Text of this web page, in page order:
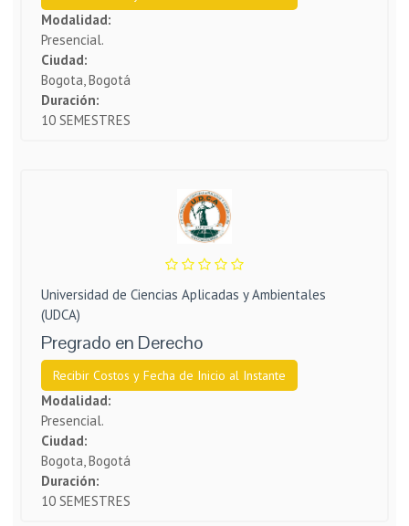
Modalidad:
Presencial.
Ciudad:
Bogota, Bogotá
Duración:
10 SEMESTRES
Universidad de Ciencias Aplicadas y Ambientales
(UDCA)
Pregrado en Derecho
Recibir Costos y Fecha de Inicio al Instante
Modalidad:
Presencial.
Ciudad:
Bogota, Bogotá
Duración:
10 SEMESTRES